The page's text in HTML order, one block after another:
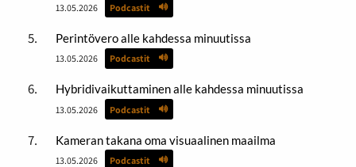
13.05.2026 Podcastit
Perintövero alle kahdessa minuutissa
13.05.2026 Podcastit
Hybridivaikuttaminen alle kahdessa minuutissa
13.05.2026 Podcastit
Kameran takana oma visuaalinen maailma
13.05.2026 Podcastit